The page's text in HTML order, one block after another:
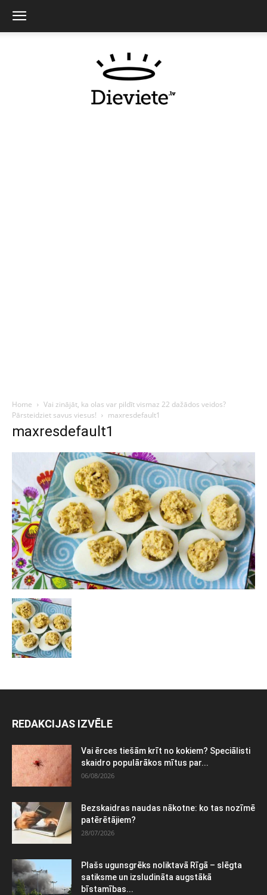
Home
Vai zinājāt, ka olas var pildīt vismaz 22 dažādos veidos?
Pārsteidziet savus viesus!
maxresdefault1
maxresdefault1
REDAKCIJAS IZVĒLE
Vai ērces tiešām krīt no kokiem? Speciālisti
skaidro populārākos mītus par...
06/08/2026
Bezskaidras naudas nākotne: ko tas nozīmē
patērētājiem?
28/07/2026
Plašs ugunsgrēks noliktavā Rīgā – slēgta
satiksme un izsludināta augstākā
bīstamības...